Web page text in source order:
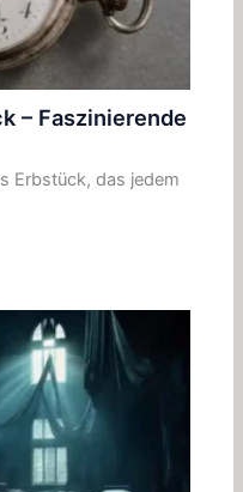
– Faszinierende
Erbstück, das jedem